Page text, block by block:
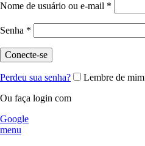
Nome de usuário ou e-mail *
Senha *
Conecte-se
Perdeu sua senha?
Lembre de mim
Ou faça login com
Google
menu